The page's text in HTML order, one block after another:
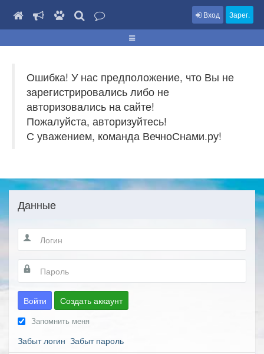
Вход Зарег.
Ошибка! У нас предположение, что Вы не
зарегистрировались либо не
авторизовались на сайте!
Пожалуйста, авторизуйтесь!
С уважением, команда ВечноСнами.ру!
Данные
Войти Создать аккаунт
Запомнить меня
Забыт логин Забыт пароль